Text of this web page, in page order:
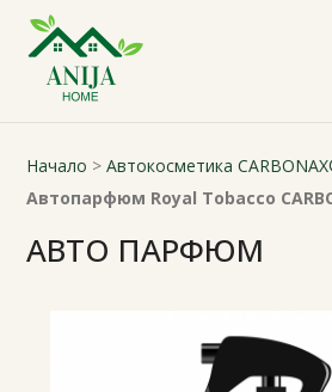
Начало >Автокосметика
Автопарфюм Royal Tobacco
АВТО ПАРФЮМ